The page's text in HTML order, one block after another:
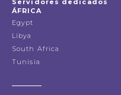
Servidores dedicados
ÁFRICA
Egypt
Libya
South Africa
Tunisia